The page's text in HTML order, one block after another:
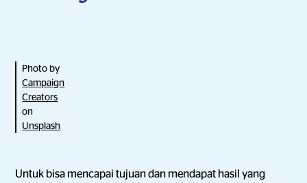
Photo by
Campaign
Creators
on
Unsplash
Untuk bisa mencapai tujuan dan mendapat hasil yang